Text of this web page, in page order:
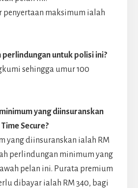
penyertaan maksimum ialah
untuk polisi ini?
sehingga umur 100
yang diinsuranskan
Secure?
yang diinsuranskan ialah RM
perlindungan minimum yang
pelan ini. Purata premium
dibayar ialah RM 340, bagi